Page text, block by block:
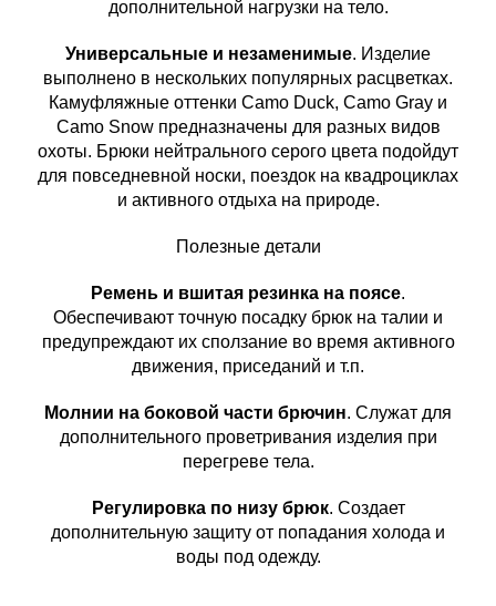
дополнительной нагрузки на тело.
Универсальные и незаменимые. Изделие
выполнено в нескольких популярных расцветках.
Камуфляжные оттенки Camo Duck, Camo Gray и
Camo Snow предназначены для разных видов
охоты. Брюки нейтрального серого цвета подойдут
для повседневной носки, поездок на квадроциклах
и активного отдыха на природе.
Полезные детали
Ремень и вшитая резинка на поясе.
Обеспечивают точную посадку брюк на талии и
предупреждают их сползание во время активного
движения, приседаний и т.п.
Молнии на боковой части брючин. Служат для
дополнительного проветривания изделия при
перегреве тела.
Регулировка по низу брюк. Создает
дополнительную защиту от попадания холода и
воды под одежду.